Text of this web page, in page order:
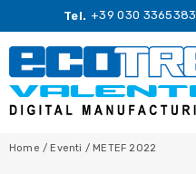
Tel. +39 030 3365383
Home / Eventi / METEF 2022